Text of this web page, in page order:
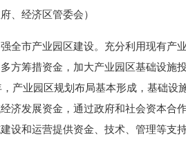
、经济区管委会）
市产业园区建设。充分利用现有产业
方筹措资金，加大产业园区基础设施
产业园区规划布局基本形成，基础
济发展资金，通过政府和社会资本合
设和运营提供资金、技术、管理等支